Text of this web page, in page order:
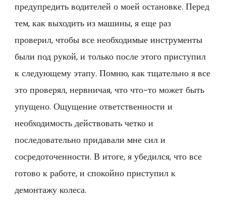
предупредить водителей о моей остановке. Перед
тем, как выходить из машины, я еще раз
проверил, чтобы все необходимые инструменты
были под рукой, и только после этого приступил
к следующему этапу. Помню, как тщательно я все
это проверял, нервничая, что что-то может быть
упущено. Ощущение ответственности и
необходимость действовать четко и
последовательно придавали мне сил и
сосредоточенности. В итоге, я убедился, что все
готово к работе, и спокойно приступил к
демонтажу колеса.